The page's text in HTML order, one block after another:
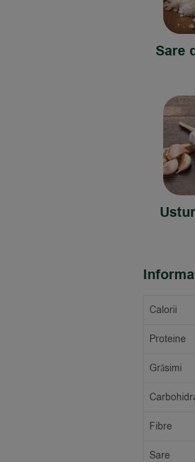
Sare
Calorii
Proteine
Grăsimi
Fibre
Sare